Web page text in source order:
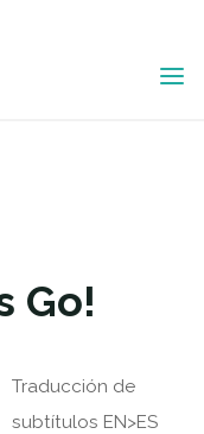
Go!
Traducción de
subtítulos EN>ES